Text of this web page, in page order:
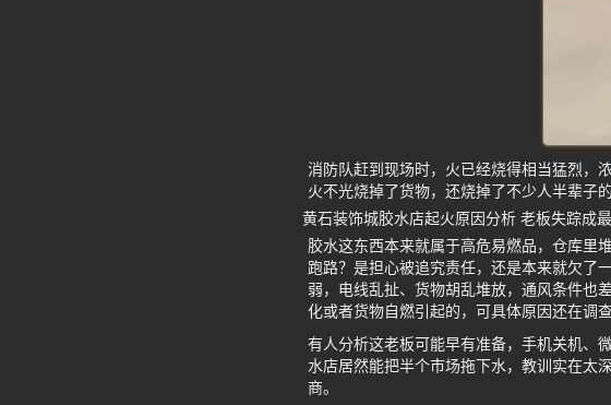
消防队赶到现场时，火已经烧得相当猛烈，
火不光烧掉了货物，还烧掉了不少人半辈子
黄石装饰城胶水店起火原因分析 老板失踪成
胶水这东西本来就属于高危易燃品，仓库里
跑路？是担心被追究责任，还是本来就欠了
弱，电线乱扯、货物胡乱堆放，通风条件也
化或者货物自燃引起的，可具体原因还在调
有人分析这老板可能早有准备，手机关机、
水店居然能把半个市场拖下水，教训实在太
商。